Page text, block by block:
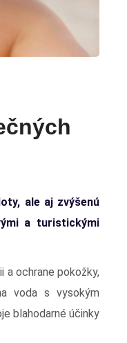
ale aj zvýšenú
a turistickými
a ochrane pokožky,
voda s vysokým
blahodarné účinky